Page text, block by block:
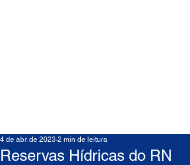
Reservas Hídricas do RN
4 de abr. de 2023 2 min de leitura